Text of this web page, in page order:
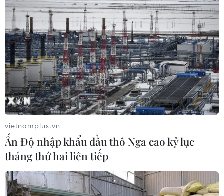
vietnamplus.vn
Ấn Độ nhập khẩu dầu thô Nga cao kỷ lục
tháng thứ hai liên tiếp